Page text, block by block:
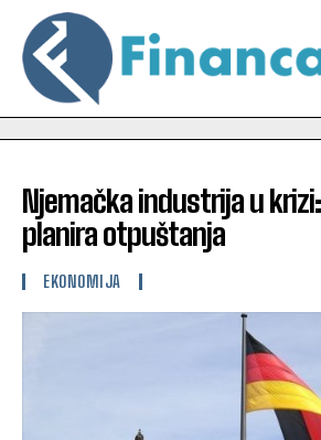
Njemačka industrija u
planira otpuštanja
EKONOMIJA